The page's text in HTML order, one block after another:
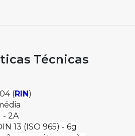
Técnicas
(RIN)
- 2A
13 (ISO 965) - 6g